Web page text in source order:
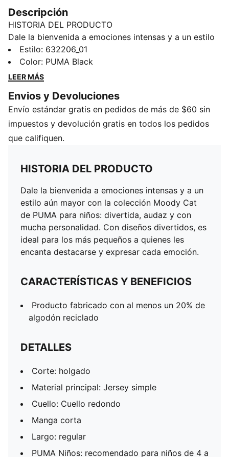
Descripción
HISTORIA DEL PRODUCTO
Dale la bienvenida a emociones intensas y a un estilo
aún mayor con la colección Moody Cat de PUMA para
niños: divertida, audaz y con mucha personalidad.
Con diseños divertidos, es ideal para los más
cada emoción.
CARACTERÍSTICAS Y BENEFICIOS
Producto fabricado con al menos un 20% de algodón
reciclado
Material principal: Jersey simple
Cuello: Cuello redondo
Manga corta
Largo: regular
PUMA Niños: recomendado para niños de 4 a 8 años
Estilo: 632206_01
Color: PUMA Black
LEER MÁS
Envios y Devoluciones
Envío estándar gratis en pedidos de más de $60 sin
impuestos y devolución gratis en todos los pedidos
que califiquen.
HISTORIA DEL PRODUCTO
Dale la bienvenida a emociones intensas y a un
estilo aún mayor con la colección Moody Cat
de PUMA para niños: divertida, audaz y con
mucha personalidad. Con diseños divertidos, es
ideal para los más pequeños a quienes les
encanta destacarse y expresar cada emoción.
CARACTERÍSTICAS Y BENEFICIOS
Producto fabricado con al menos un 20% de
algodón reciclado
DETALLES
Corte: holgado
Material principal: Jersey simple
Cuello: Cuello redondo
Manga corta
Largo: regular
PUMA Niños: recomendado para niños de 4 a